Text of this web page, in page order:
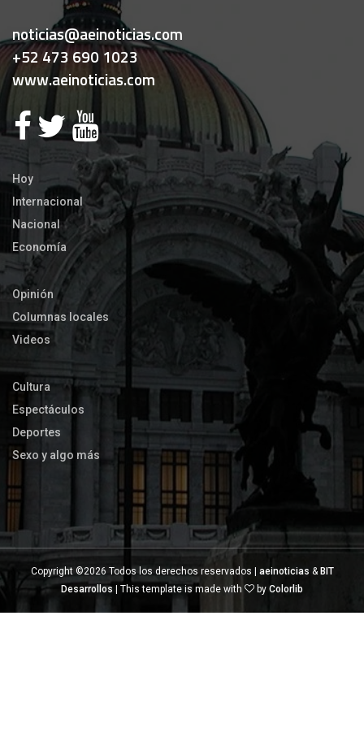
noticias@aeinoticias.com
+52 473 690 1023
www.aeinoticias.com
Hoy
Internacional
Nacional
Economía
Opinión
Columnas locales
Videos
Cultura
Espectáculos
Deportes
Sexo y algo más
Copyright ©2026 Todos los derechos reservados | aeinoticias & BIT
Desarrollos | This template is made with by Colorlib